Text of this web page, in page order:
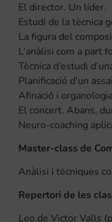
El director. Un líder.
Estudi de la tècnica
La figura del
L’anàlisi com a part
Tècnica d’estudi
Planificació d’un
Afinació i
El concert. Abans,
Neuro-coaching
Master-class de
Anàlisi i tècniques
Repertori de les
Leo de Victor Valls